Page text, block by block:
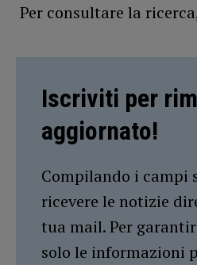
Per consultare la
Iscriviti per
aggiornato!
Compilando i campi
ricevere le notizie
tua mail. Per
solo le informazioni